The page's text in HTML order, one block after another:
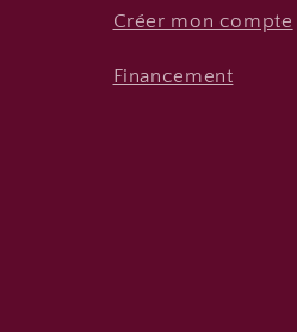
Créer mon compte
Financement